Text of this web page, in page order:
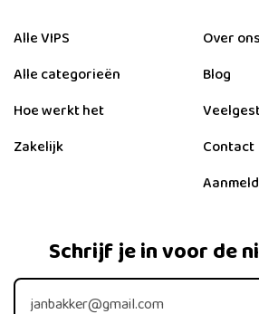
Alle VIPS
Alle categorieën
Hoe werkt het
Zakelijk
Over ons
Blog
Contact
Schrijf je in voor de